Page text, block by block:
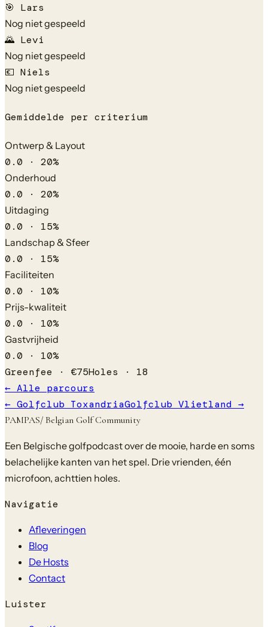
🎯 Lars
Nog niet gespeeld
🌄 Levi
Nog niet gespeeld
💶 Niels
Nog niet gespeeld
Gemiddelde per criterium
Ontwerp & Layout
0.0 · 20%
Onderhoud
0.0 · 20%
Uitdaging
0.0 · 15%
Landschap & Sfeer
0.0 · 15%
Faciliteiten
0.0 · 10%
Prijs-kwaliteit
0.0 · 10%
Gastvrijheid
0.0 · 10%
Greenfee · €75Holes · 18
← Alle parcours
← Golfclub ToxandriaGolfclub Vlietland →
PAMPAS/ Belgian Golf Community
Een Belgische golfpodcast over de mooie, harde en soms
belachelijke kanten van het spel. Drie vrienden, één
microfoon, achttien holes.
Navigatie
Afleveringen
Blog
De Hosts
Contact
Luister